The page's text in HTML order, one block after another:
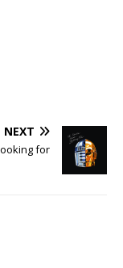
NEXT
for